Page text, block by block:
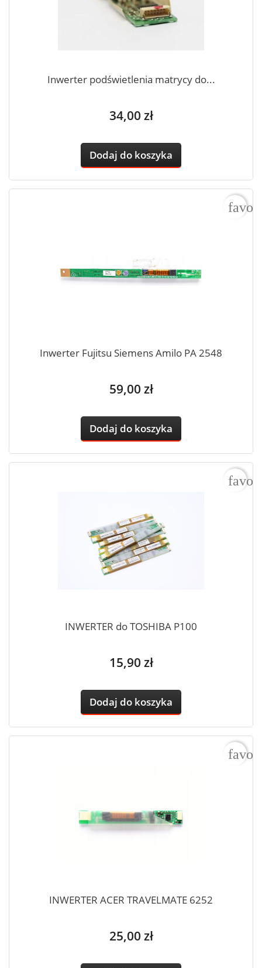
Inwerter podświetlenia matrycy do...
Cena
34,00 zł
Dodaj do koszyka
Inwerter Fujitsu Siemens Amilo PA 2548
Cena
59,00 zł
Dodaj do koszyka
INWERTER do TOSHIBA P100
Cena
15,90 zł
Dodaj do koszyka
INWERTER ACER TRAVELMATE 6252
Cena
25,00 zł